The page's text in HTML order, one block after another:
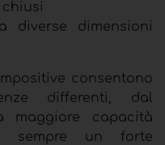
diverse dimensioni
consentono
differenti, dal
maggiore capacità
sempre un forte